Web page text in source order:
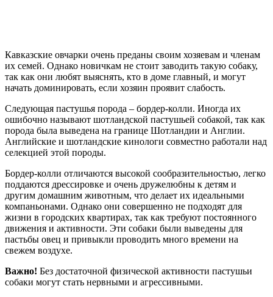
Кавказские овчарки очень преданы своим хозяевам и членам
их семей. Однако новичкам не стоит заводить такую собаку,
так как они любят выяснять, кто в доме главный, и могут
начать доминировать, если хозяин проявит слабость.
Следующая пастушья порода – бордер-колли. Иногда их
ошибочно называют шотландской пастушьей собакой, так как
порода была выведена на границе Шотландии и Англии.
Английские и шотландские кинологи совместно работали над
селекцией этой породы.
Бордер-колли отличаются высокой сообразительностью, легко
поддаются дрессировке и очень дружелюбны к детям и
другим домашним животным, что делает их идеальными
компаньонами. Однако они совершенно не подходят для
жизни в городских квартирах, так как требуют постоянного
движения и активности. Эти собаки были выведены для
пастьбы овец и привыкли проводить много времени на
свежем воздухе.
Важно! Без достаточной физической активности пастушьи
собаки могут стать нервными и агрессивными.